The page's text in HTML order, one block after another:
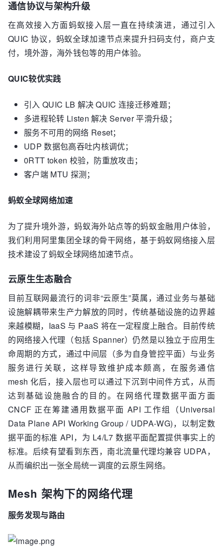
通信协议与架构升级
在高效接入方面蚂蚁接入层一直在持续演进，通过引入
QUIC 协议，蚂蚁全球加速节点来提升扫码支付，商户支
付，境外游，海外钱包等的用户体验。
QUIC较优实践
引入 QUIC LB 解决 QUIC 连接迁移难题；
多进程轮转 Listen 解决 Server 平滑升级；
服务不可用的网络 Reset；
UDP 数据包高吞吐内核调优；
0RTT token 校验，防重放攻击；
客户端 MTU 探测；
蚂蚁全球网络加速
为了提升境外游，蚂蚁海外站点等的蚂蚁金融用户体验，
我们利用阿里集团全球的骨干网络，基于蚂蚁网络接入层
技术建设了蚂蚁全球网络加速节点。
云原生生态融合
目前互联网最流行的词非“云原生”莫属，通过业务与基础
设施解耦带来生产力解放的同时，传统基础设施的边界越
来越模糊，IaaS 与 PaaS 将在一定程度上融合。目前传统
的网络接入代理（包括 Spanner）仍然是以独立于应用生
命周期的方式，通过中间层（多为自身管控平面）与业务
服务进行关联，这样导致维护成本颇高，在服务通信
mesh 化后，接入层也可以通过下沉到中间件方式，从而
达到基础设施融合的目的。在网络代理数据平面方面
CNCF 正在筹建通用数据平面 API 工作组（Universal
Data Plane API Working Group / UDPA-WG)，以制定数
据平面的标准 API，为 L4/L7 数据平面配置提供事实上的
标准。后续有望看到东西，南北流量代理均兼容 UDPA，
从而编织出一张全局统一调度的云原生网络。
Mesh 架构下的网络代理
服务发现与路由